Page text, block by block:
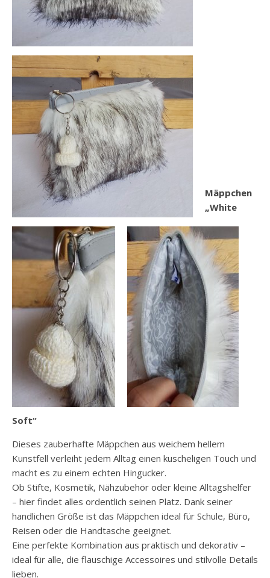
Mäppchen
„White
Soft“
Dieses zauberhafte Mäppchen aus weichem hellem
Kunstfell verleiht jedem Alltag einen kuscheligen Touch und
macht es zu einem echten Hingucker.
Ob Stifte, Kosmetik, Nähzubehör oder kleine Alltagshelfer
– hier findet alles ordentlich seinen Platz. Dank seiner
handlichen Größe ist das Mäppchen ideal für Schule, Büro,
Reisen oder die Handtasche geeignet.
Eine perfekte Kombination aus praktisch und dekorativ –
ideal für alle, die flauschige Accessoires und stilvolle Details
lieben.